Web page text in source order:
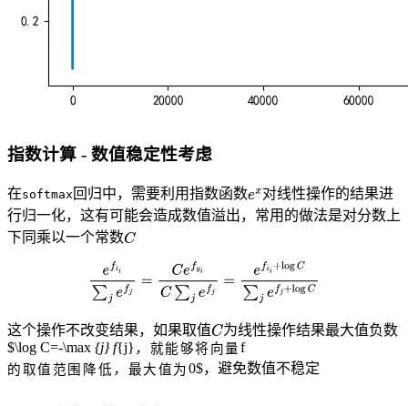
指数计算 - 数值稳定性考虑
在softmax 回归中，需要利用指数函数
对线性操作的结果进
行归一化，这有可能会造成数值溢出，常用的做法是对分数上
下同乘以一个常数
这个操作不改变结果，如果取值
为线性操作结果最大值负数
$\log C=-\max {j} f{j} ， 就能够将 向量 f
的取值范 围 降低 ， 最大值为 0$，避免数值不稳定